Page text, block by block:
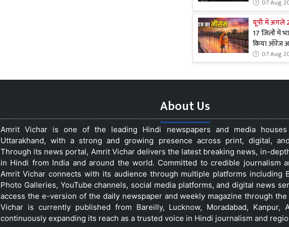
07 Aug
यूपी में अगले
17 जिलों में
किया ऑरेंज
07 Aug
About Us
Amrit Vichar is one of the leading Hindi newspapers and media
Uttarakhand, with a strong and growing presence across print, digital,
Through its news portal, Amrit Vichar delivers the latest breaking news, in-
in Hindi from India and around the world. Committed to credible journalism
Amrit Vichar connects with its audience through multiple platforms including
Photo Galleries, YouTube channels, social media platforms, and digital news
access the e-version of the daily newspaper and weekly magazine through
Vichar is currently published from Bareilly, Lucknow, Moradabad, Kanpur,
continuously expanding its reach as a trusted voice in Hindi journalism and